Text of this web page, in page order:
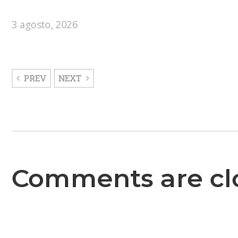
3 agosto, 2026
PREV NEXT
Comments are